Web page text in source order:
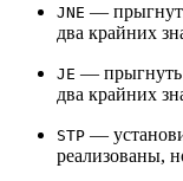
JNE —
два крайних
JE — прыгнуть
два крайних
STP —
реализованы,